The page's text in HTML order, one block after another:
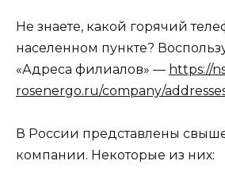
Не знаете, какой горячий
населенном пункте?
«Адреса филиалов» — https://
rosenergo.ru/company/
В России представлены
компании. Некоторые из них: